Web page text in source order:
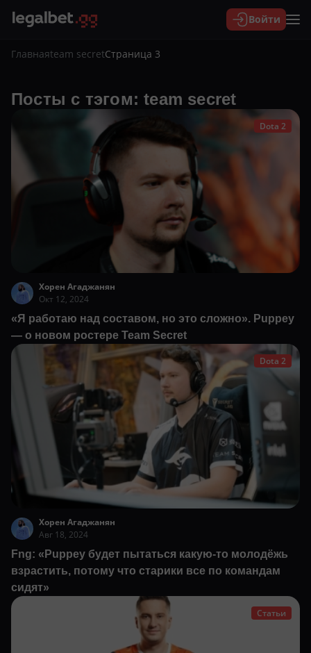
Войти
Главнаяteam secretСтраница 3
Посты с тэгом: team secret
Dota 2
Хорен Агаджанян
Окт 12, 2024
«Я работаю над составом, но это сложно». Puppey
— о новом ростере Team Secret
Dota 2
Хорен Агаджанян
Авг 18, 2024
Fng: «Puppey будет пытаться какую-то молодёжь
взрастить, потому что старики все по командам
сидят»
Статьи